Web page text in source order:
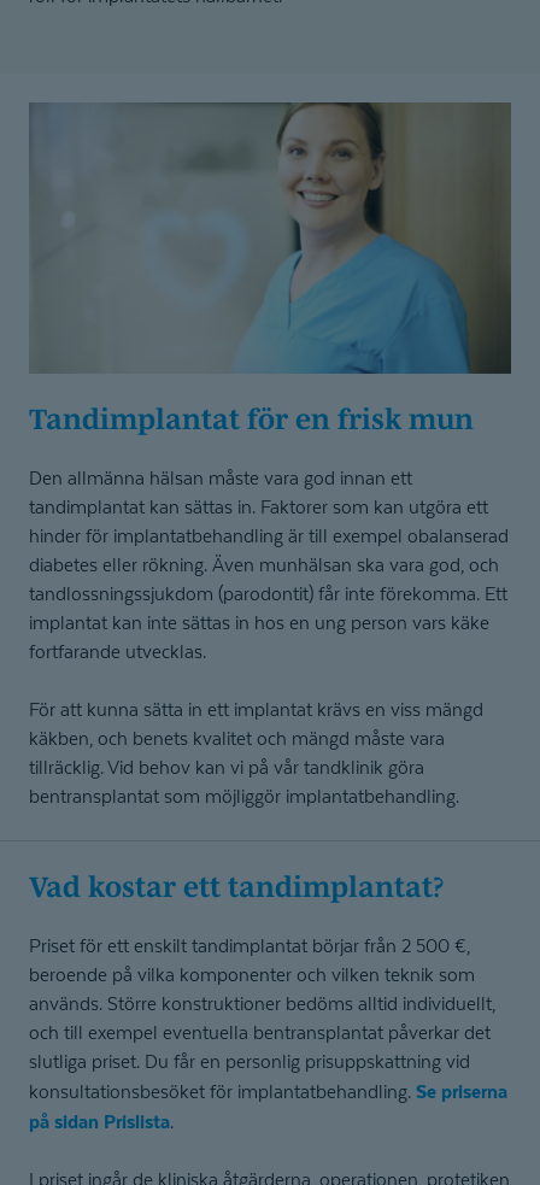
Tandimplantat för en frisk mun
Den allmänna hälsan måste vara god innan ett
tandimplantat kan sättas in. Faktorer som kan utgöra ett
hinder för implantatbehandling är till exempel obalanserad
diabetes eller rökning. Även munhälsan ska vara god, och
tandlossningssjukdom (parodontit) får inte förekomma. Ett
implantat kan inte sättas in hos en ung person vars käke
fortfarande utvecklas.
För att kunna sätta in ett implantat krävs en viss mängd
käkben, och benets kvalitet och mängd måste vara
tillräcklig. Vid behov kan vi på vår tandklinik göra
bentransplantat som möjliggör implantatbehandling.
Vad kostar ett tandimplantat?
Priset för ett enskilt tandimplantat börjar från 2 500 €,
beroende på vilka komponenter och vilken teknik som
används. Större konstruktioner bedöms alltid individuellt,
och till exempel eventuella bentransplantat påverkar det
slutliga priset. Du får en personlig prisuppskattning vid
konsultationsbesöket för implantatbehandling. Se priserna
på sidan Prislista.
I priset ingår de kliniska åtgärderna, operationen, protetiken